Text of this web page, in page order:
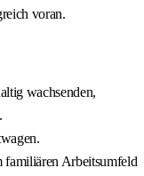
voran.
wachsenden,
familiären Arbeitsumfeld